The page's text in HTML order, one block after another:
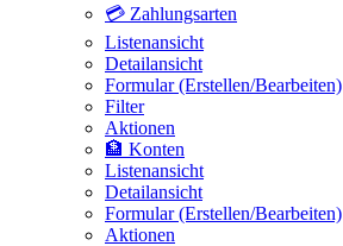
💳 Zahlungsarten
Listenansicht
Detailansicht
Formular (Erstellen/Bearbeiten)
Filter
Aktionen
🏦 Konten
Listenansicht
Detailansicht
Formular (Erstellen/Bearbeiten)
Aktionen